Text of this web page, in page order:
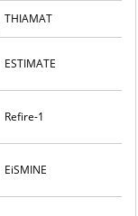
THIAMAT
ESTIMATE
Refire-1
EiSMINE